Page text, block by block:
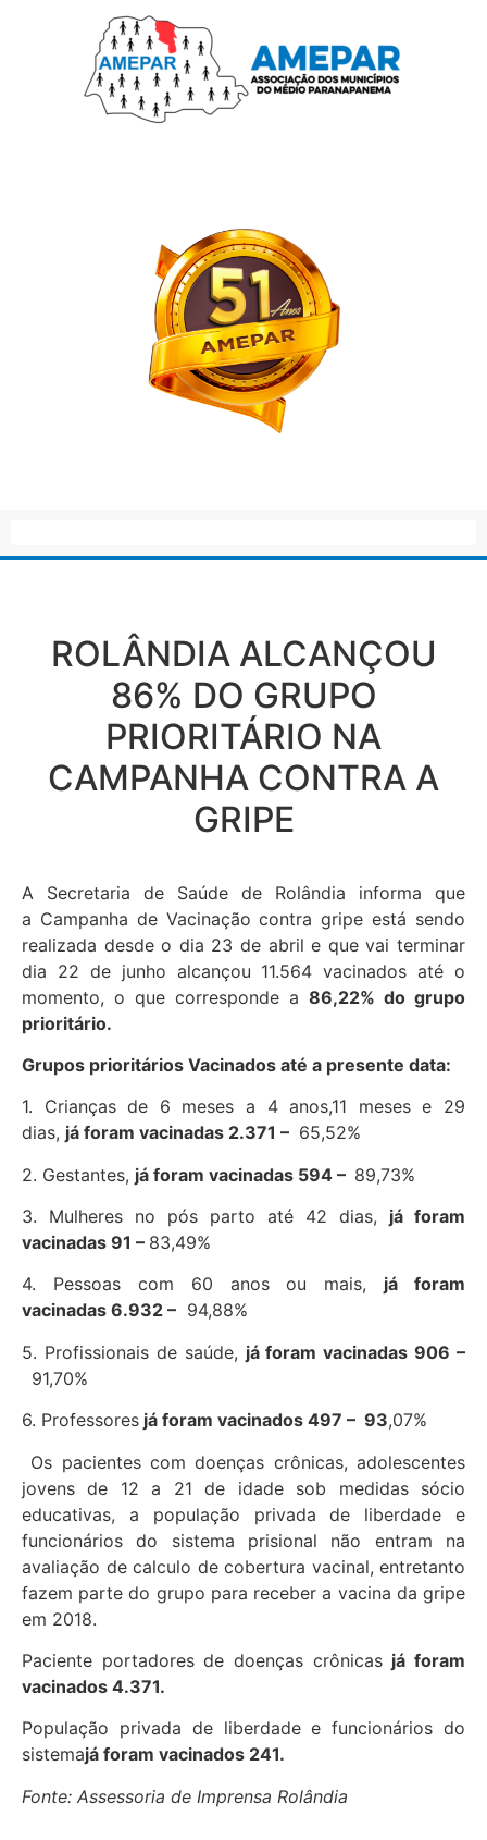
ROLÂNDIA ALCANÇOU
86% DO GRUPO
PRIORITÁRIO NA
CAMPANHA CONTRA A
GRIPE
A Secretaria de Saúde de Rolândia informa que
a Campanha de Vacinação contra gripe está sendo
realizada desde o dia 23 de abril e que vai terminar
dia 22 de junho alcançou 11.564 vacinados até o
momento, o que corresponde a 86,22% do grupo
prioritário.
Grupos prioritários Vacinados até a presente data:
1. Crianças de 6 meses a 4 anos,11 meses e 29
dias, já foram vacinadas 2.371 – 65,52%
2. Gestantes, já foram vacinadas 594 – 89,73%
3. Mulheres no pós parto até 42 dias, já foram
vacinadas 91 – 83,49%
4. Pessoas com 60 anos ou mais, já foram
vacinadas 6.932 – 94,88%
5. Profissionais de saúde, já foram vacinadas906 –
91,70%
6. Professores já foram vacinados 497 – 93,07%
Os pacientes com doenças crônicas, adolescentes
jovens de 12 a 21 de idade sob medidas sócio
educativas, a população privada de liberdade e
funcionários do sistema prisional não entram na
avaliação de calculo de cobertura vacinal, entretanto
fazem parte do grupo para receber a vacina da gripe
em 2018.
Paciente portadores de doenças crônicas já foram
vacinados 4.371.
População privada de liberdade e funcionários do
sistemajá foram vacinados 241.
Fonte: Assessoria de Imprensa Rolândia